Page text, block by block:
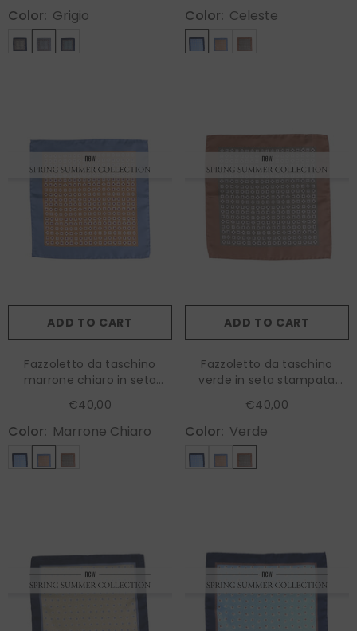
Color: Grigio Color: Celeste
ADD TO CART
Fazzoletto da taschino
marrone chiaro in seta
€40,00
Color: Marrone Chiaro
ADD TO CART
Fazzoletto da taschino
verde in seta stampata
€40,00
Color: Verde